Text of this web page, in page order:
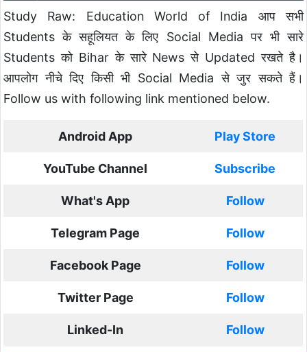
Study Raw: Education World of India आप सभी
Students के सहूलियत के लिए Social Media पर भी सारे
Students को Bihar के सारे News से Updated रखते है।
आपलोग नीचे दिए किसी भी Social Media से जुर सकते हैं।
Follow us with following link mentioned below.
Android App Play Store
YouTube Channel Subscribe
What's App Follow
Telegram Page Follow
Facebook Page Follow
Twitter Page Follow
Linked-In Follow